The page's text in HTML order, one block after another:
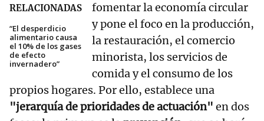
RELACIONADAS
“El desperdicio
alimentario causa
el 10% de los gases
de efecto
invernadero”
fomentar la economía circular
y pone el foco en la producción,
la restauración, el comercio
minorista, los servicios de
comida y el consumo de los
propios hogares. Por ello, establece una
"jerarquía de prioridades de actuación" en dos